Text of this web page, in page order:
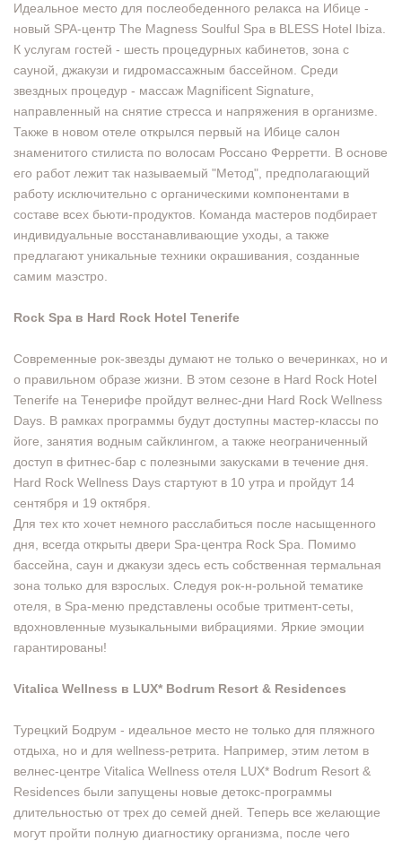
Идеальное место для послеобеденного релакса на Ибице -
новый SPA-центр The Magness Soulful Spa в BLESS Hotel Ibiza.
К услугам гостей - шесть процедурных кабинетов, зона с
сауной, джакузи и гидромассажным бассейном. Среди
звездных процедур - массаж Magnificent Signature,
направленный на снятие стресса и напряжения в организме.
Также в новом отеле открылся первый на Ибице салон
знаменитого стилиста по волосам Россано Ферретти. В основе
его работ лежит так называемый "Метод", предполагающий
работу исключительно с органическими компонентами в
составе всех бьюти-продуктов. Команда мастеров подбирает
индивидуальные восстанавливающие уходы, а также
предлагают уникальные техники окрашивания, созданные
самим маэстро.
Rock Spa в Hard Rock Hotel Tenerife
Современные рок-звезды думают не только о вечеринках, но и
о правильном образе жизни. В этом сезоне в Hard Rock Hotel
Tenerife на Тенерифе пройдут велнес-дни Hard Rock Wellness
Days. В рамках программы будут доступны мастер-классы по
йоге, занятия водным сайклингом, а также неограниченный
доступ в фитнес-бар с полезными закусками в течение дня.
Hard Rock Wellness Days стартуют в 10 утра и пройдут 14
сентября и 19 октября.
Для тех кто хочет немного расслабиться после насыщенного
дня, всегда открыты двери Spa-центра Rock Spa. Помимо
бассейна, саун и джакузи здесь есть собственная термальная
зона только для взрослых. Следуя рок-н-рольной тематике
отеля, в Spa-меню представлены особые тритмент-сеты,
вдохновленные музыкальными вибрациями. Яркие эмоции
гарантированы!
Vitalica Wellness в LUX* Bodrum Resort & Residences
Турецкий Бодрум - идеальное место не только для пляжного
отдыха, но и для wellness-ретрита. Например, этим летом в
велнес-центре Vitalica Wellness отеля LUX* Bodrum Resort &
Residences были запущены новые детокс-программы
длительностью от трех до семей дней. Теперь все желающие
могут пройти полную диагностику организма, после чего